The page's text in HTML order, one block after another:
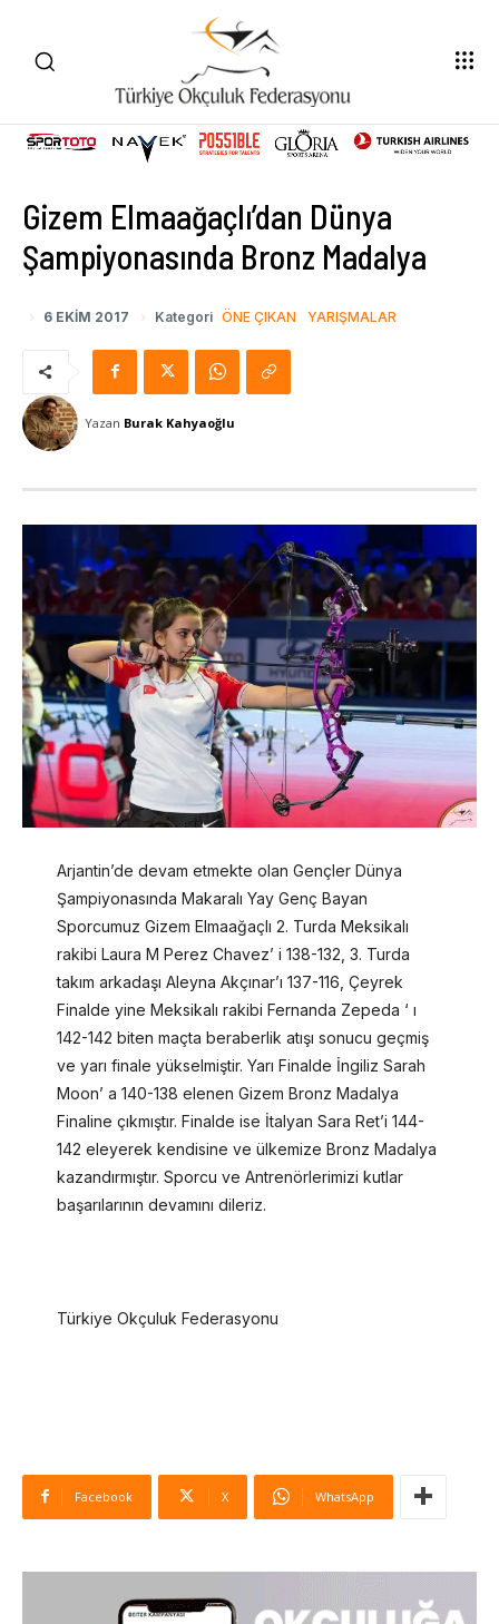
Gizem Elmaağaçlı’dan Dünya
Şampiyonasında Bronz Madalya
6 EKIM 2017 Kategori ÖNE ÇIKAN YARIŞMALAR
Yazan Burak Kahyaoğlu
Arjantin’de devam etmekte olan Gençler Dünya
Şampiyonasında Makaralı Yay Genç Bayan
Sporcumuz Gizem Elmaağaçlı 2. Turda Meksikalı
rakibi Laura M Perez Chavez’ i 138-132, 3. Turda
takım arkadaşı Aleyna Akçınar’ı 137-116, Çeyrek
Finalde yine Meksikalı rakibi Fernanda Zepeda ‘ ı
142-142 biten maçta beraberlik atışı sonucu geçmiş
ve yarı finale yükselmiştir. Yarı Finalde İngiliz Sarah
Moon’ a 140-138 elenen Gizem Bronz Madalya
Finaline çıkmıştır. Finalde ise İtalyan Sara Ret’i 144-
142 eleyerek kendisine ve ülkemize Bronz Madalya
kazandırmıştır. Sporcu ve Antrenörlerimizi kutlar
başarılarının devamını dileriz.
Türkiye Okçuluk Federasyonu
Facebook X WhatsApp